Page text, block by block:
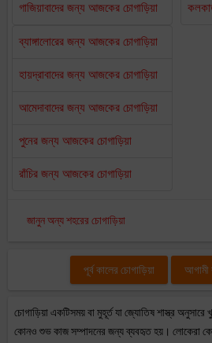
গাজিয়াবাদের জন্য আজকের চোগাড়িয়া
ব্যাঙ্গালোরের জন্য আজকের চোগাড়িয়া
হায়দ্রাবাদের জন্য আজকের চোগাড়িয়া
আমেদাবাদের জন্য আজকের চোগাড়িয়া
পুনের জন্য আজকের চোগাড়িয়া
রাঁচির জন্য আজকের চোগাড়িয়া
জানুন অন্য শহরের চোগাড়িয়া
পূর্ব কালের চোগাড়িয়া আগামী
চোগাড়িয়া একটিসময় বা মুহূর্ত যা জ্যোতিষ শাস্ত্র অনুসারে
কোনও শুভ কাজ সম্পাদনের জন্য ব্যবহৃত হয়। লোকেরা